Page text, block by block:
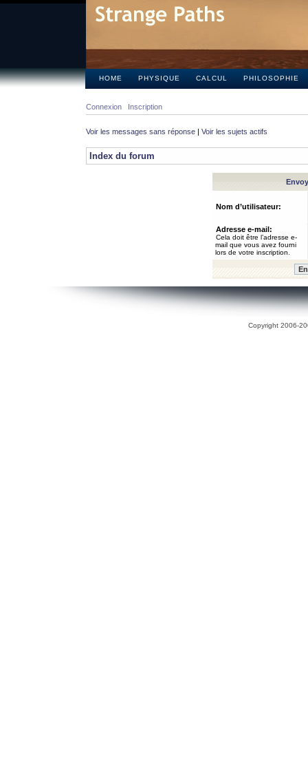
HOME PHYSIQUE CALCUL PHILOSOPHIE
Connexion Inscription
Voir les messages sans réponse | Voir les sujets actifs
Index du forum
Nom d’utilisateur:
Adresse e-mail:
Cela doit être l’adresse e-
mail que vous avez fourni
lors de votre inscription.
Copyright 2006-